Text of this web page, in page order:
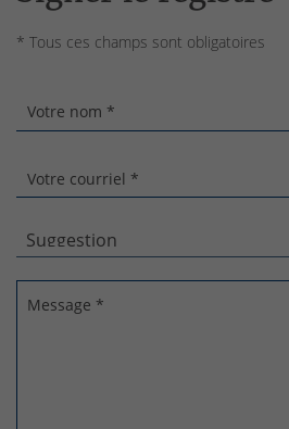
* Tous ces champs sont obligatoires
Votre nom *
Votre courriel *
Message *